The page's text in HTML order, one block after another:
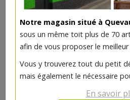
Notre magasin situé à
sous un même toit plus de 70
afin de vous proposer le
Vous y trouverez tout du petit
mais également le nécessaire
En savoir
Coeur de l'an
moka 4 personnes
Ce produit est indisponible pour